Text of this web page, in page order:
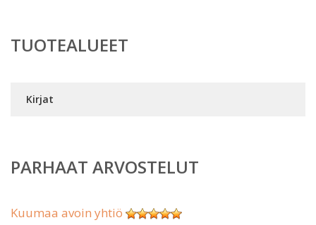
TUOTEALUEET
Kirjat
PARHAAT ARVOSTELUT
Kuumaa avoin yhtiö